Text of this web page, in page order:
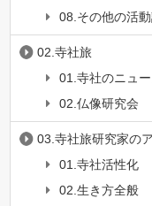
08.その他の活
02.寺社旅
01.寺社のニュー
02.仏像研究会
03.寺社旅研究家の
01.寺社活性化
02.生き方全般